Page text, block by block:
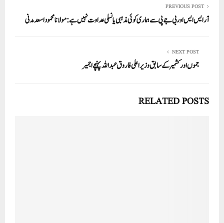
A
pp
ok
r
In PREVIOUS POST
آرایس ایس اور بی جے پی سے ہماری کوئی مذہبی یا نسلی عداوت نہیں ہے:مولانا محمود اسعد مدنی
NEXT POST
جموں اور کشمیر کے سابق وزیر اعلی فاروق عبداللہ پہنچے اجمیر
RELATED POSTS